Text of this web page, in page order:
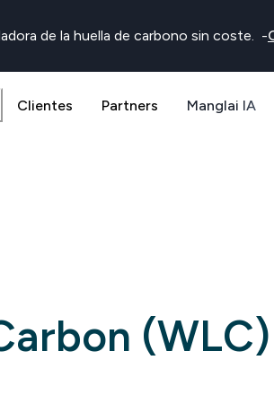
de la huella de carbono sin coste. -
Clientes Partners Manglai IA
(WLC)